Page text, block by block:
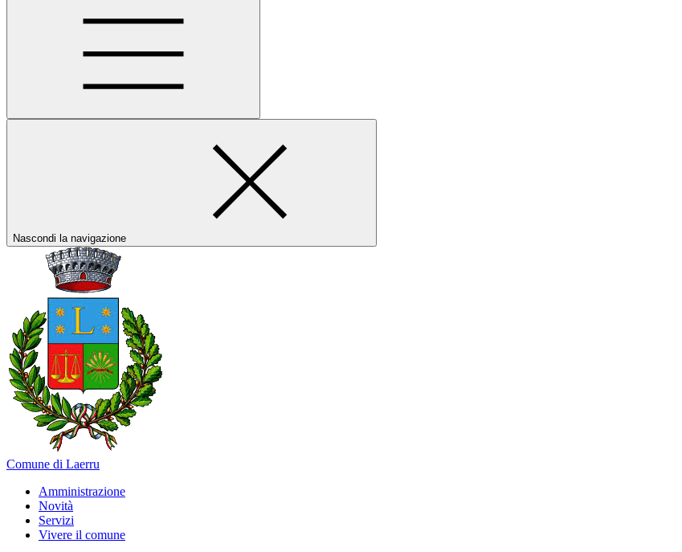
Nascondi la navigazione
Comune di Laerru
Amministrazione
Novità
Servizi
Vivere il comune